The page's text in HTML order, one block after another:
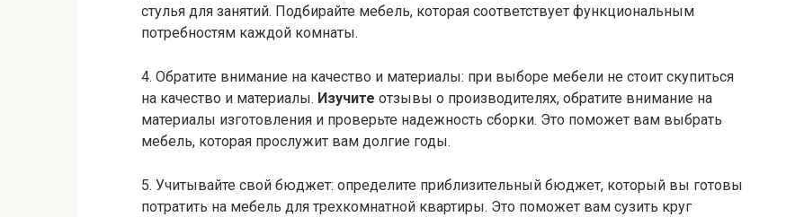
стулья для занятий. Подбирайте мебель, которая соответствует функциональным
потребностям каждой комнаты.
4. Обратите внимание на качество и материалы: при выборе мебели не стоит скупиться
на качество и материалы. Изучите отзывы о производителях, обратите внимание на
материалы изготовления и проверьте надежность сборки. Это поможет вам выбрать
мебель, которая прослужит вам долгие годы.
5. Учитывайте свой бюджет: определите приблизительный бюджет, который вы готовы
потратить на мебель для трехкомнатной квартиры. Это поможет вам сузить круг